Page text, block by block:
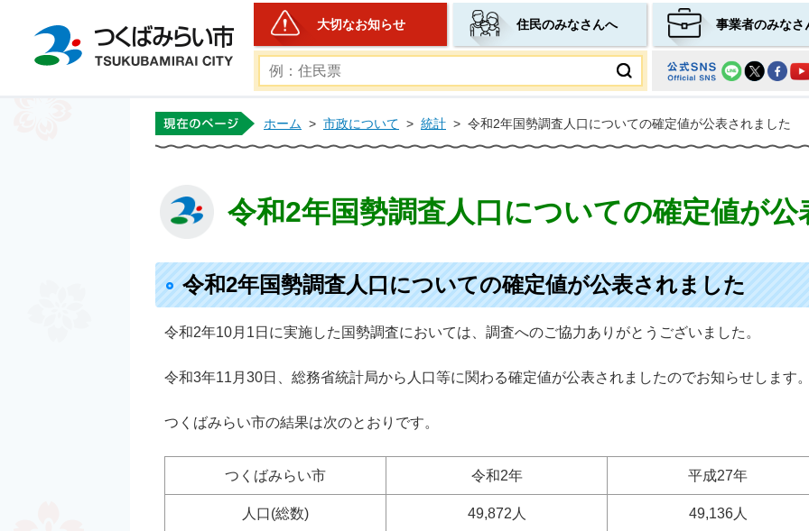
つくばみらい市公式ホームページ
大切なお知らせ 住民のみなさんへ 事業者のみなさ
ホーム > 市政について > 統計 > 令和2年国勢調査人口についての確定値が公表されました
令和2年国勢調査人口についての確定値が
令和2年国勢調査人口についての確定値が公表されました
令和2年10月1日に実施した国勢調査においては、調査へのご協力ありがとうございました。
令和3年11月30日、総務省統計局から人口等に関わる確定値が公表されましたのでお知らせします
つくばみらい市の結果は次のとおりです。
つくばみらい市 令和2年 平成27年
人口(総数) 49,872人 49,136人